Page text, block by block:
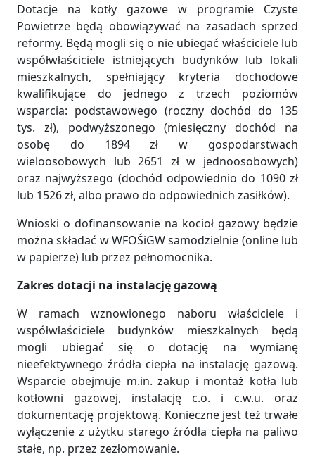
Dotacje na kotły gazowe w programie Czyste
Powietrze będą obowiązywać na zasadach sprzed
reformy. Będą mogli się o nie ubiegać właściciele lub
współwłaściciele istniejących budynków lub lokali
mieszkalnych, spełniający kryteria dochodowe
kwalifikujące do jednego z trzech poziomów
wsparcia: podstawowego (roczny dochód do 135
tys. zł), podwyższonego (miesięczny dochód na
osobę do 1894 zł w gospodarstwach
wieloosobowych lub 2651 zł w jednoosobowych)
oraz najwyższego (dochód odpowiednio do 1090 zł
lub 1526 zł, albo prawo do odpowiednich zasiłków).
Wnioski o dofinansowanie na kocioł gazowy będzie
można składać w WFOŚiGW samodzielnie (online lub
w papierze) lub przez pełnomocnika.
Zakres dotacji na instalację gazową
W ramach wznowionego naboru właściciele i
współwłaściciele budynków mieszkalnych będą
mogli ubiegać się o dotację na wymianę
nieefektywnego źródła ciepła na instalację gazową.
Wsparcie obejmuje m.in. zakup i montaż kotła lub
kotłowni gazowej, instalację c.o. i c.w.u. oraz
dokumentację projektową. Konieczne jest też trwałe
wyłączenie z użytku starego źródła ciepła na paliwo
stałe, np. przez zezłomowanie.